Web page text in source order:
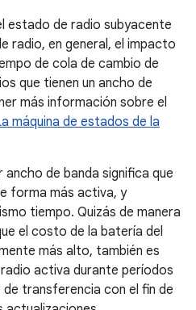
estado de radio subyacente
radio, en general, el impacto
de cola de cambio de
que tienen un ancho de
más información sobre el
máquina de estados de la
de banda significa que
forma más activa, y
tiempo. Quizás de manera
el costo de la batería del
más alto, también es
activa durante períodos
transferencia con el fin de